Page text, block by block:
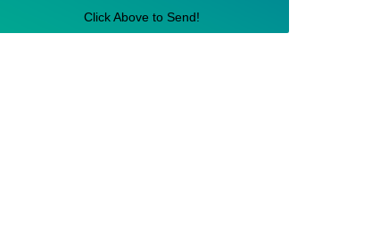
Click Above to Send!